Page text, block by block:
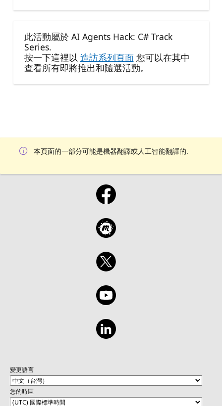
此活動屬於 AI Agents Hack: C# Track
Series.
按一下這裡以 造訪系列頁面您可以在其中
查看所有即將推出和隨選活動。
本頁面的一部分可能是機器翻譯或人工智能翻譯的.
變更語言
您的時區